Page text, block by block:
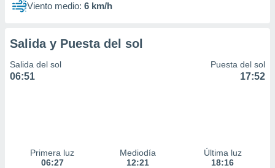
publicidad
publicidad
de
Viento medio: 6 km/h
Salida y Puesta del sol
Salida del sol
06:51
Puesta del sol
17:52
Primera luz
06:27
Mediodía
12:21
Última luz
18:16